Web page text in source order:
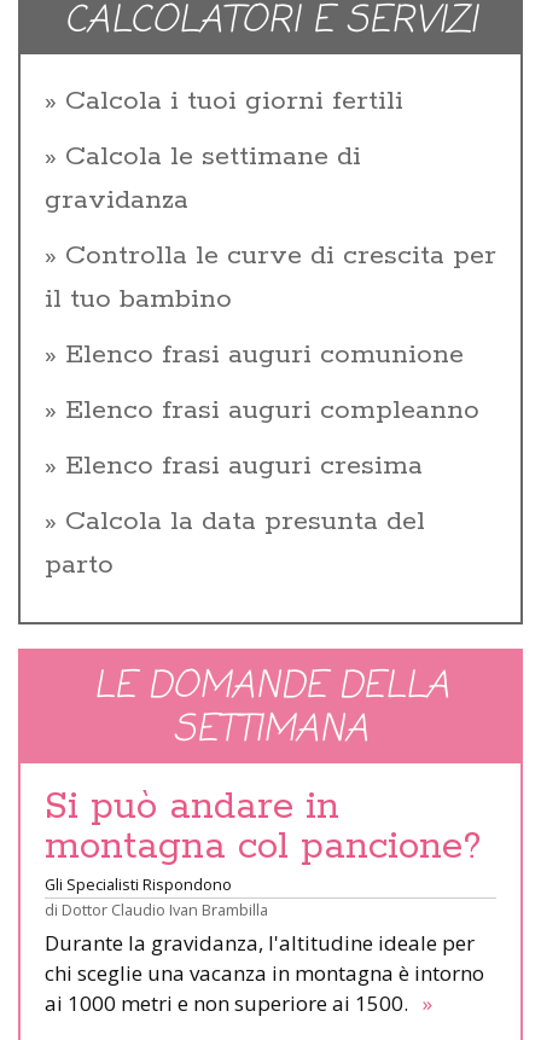
CALCOLATORI E SERVIZI
Calcola i tuoi giorni fertili
Calcola le settimane di
gravidanza
Controlla le curve di crescita per
il tuo bambino
Elenco frasi auguri comunione
Elenco frasi auguri compleanno
Elenco frasi auguri cresima
Calcola la data presunta del
parto
LE DOMANDE DELLA
SETTIMANA
Si può andare in
montagna col pancione?
Gli Specialisti Rispondono
di Dottor Claudio Ivan Brambilla
Durante la gravidanza, l'altitudine ideale per
chi sceglie una vacanza in montagna è intorno
ai 1000 metri e non superiore ai 1500. »